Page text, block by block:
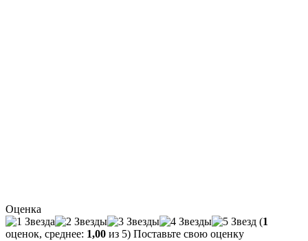
Оценка
(1
оценок, среднее: 1,00 из 5) Поставьте свою оценку